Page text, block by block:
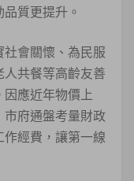
質更提升。
會關懷、為民服
共餐等高齡友善
應近年物價上
府通盤考量財政
經費，讓第一線